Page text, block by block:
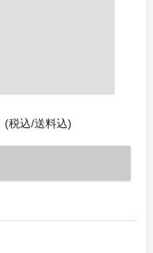
(税込/送料込)